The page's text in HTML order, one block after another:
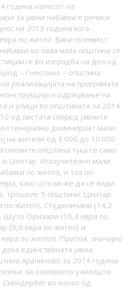
година износот на
за јавни набавки е речиси
на 2013 година кога
по жител. Вака големиот
во оваа мала општина се
во изградба на дел од
– Гнеотино – општина
реализацијата на програмата
и одржување на
и улици во општината за 2014
од листата според јавните
генерално доминираат мали
на жители од 3.000 до 10.000
општина тука се само
и Центар. Исклучително мали
по жител, и тоа по
како што може да се види
трошеле 5 општини: Центар
по жител), Студеничани (14,2
Шуто Оризари (10,4 евра по
(9,9 евра по жител) и
по жител). Притоа, значајно
единствената јавна
Арачиново за 2014 година
за основното училиште
Скендербег во износ од